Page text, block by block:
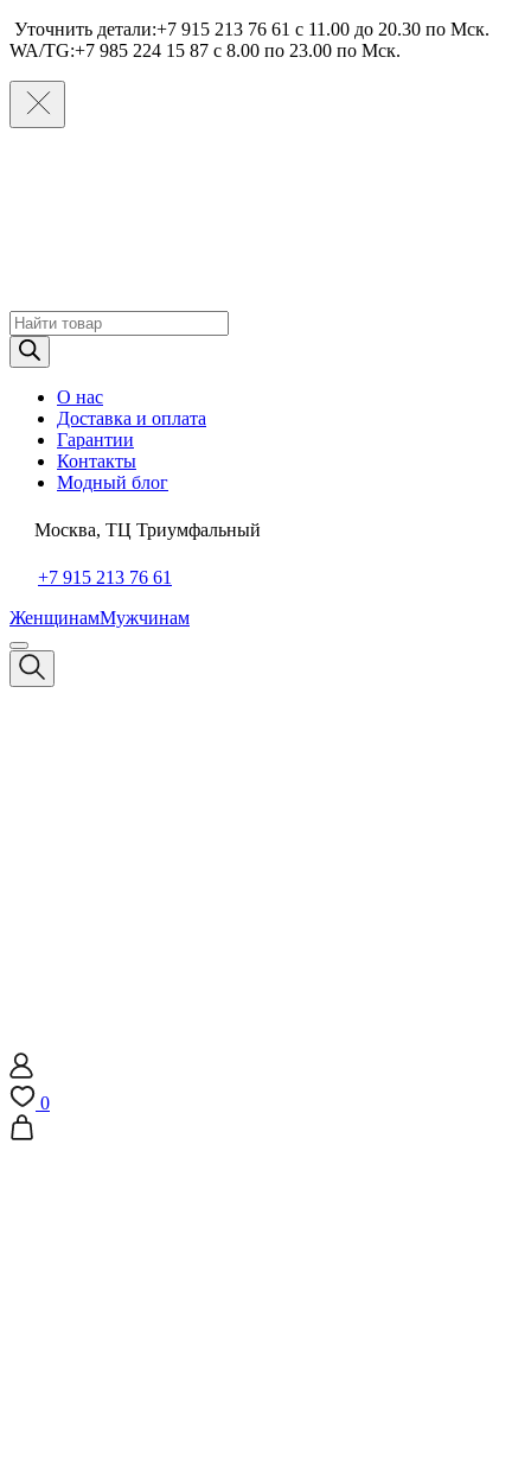
Уточнить детали:+7 915 213 76 61 c 11.00 до 20.30 по Мcк.
WA/TG:+7 985 224 15 87 c 8.00 по 23.00 по Мcк.
Поиск
товаров
О нас
Доставка и оплата
Гарантии
Контакты
Модный блог
Москва, ТЦ Триумфальный
+7 915 213 76 61
ЖенщинамМужчинам
0